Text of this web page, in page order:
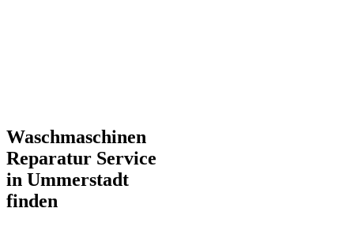
Waschmaschinen
Reparatur Service
in Ummerstadt
finden